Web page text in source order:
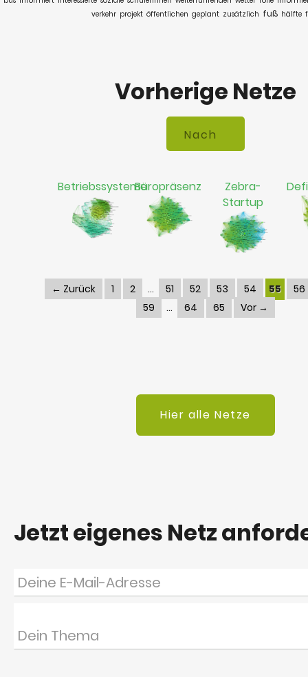
verkehr projekt öffentlichen geplant zusätzlich fuß hälfte
Vorherige Netze
BetriebssystemeBüropräsenz
Zebra-
Startup
← Zurück 1 2 51 52 53 54 55
56
59
64 65 Vor →
Hier alle Netze
Jetzt eigenes Netz